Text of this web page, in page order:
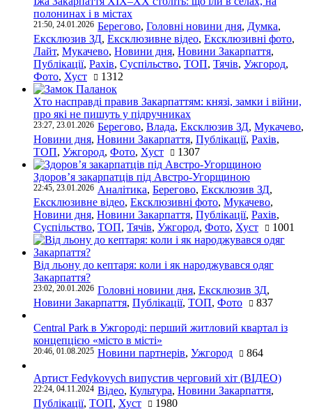
полонинах і в містах
21:50, 24.01.2026 Берегово, Головні новини дня, Думка,
Ексклюзив ЗД, Ексклюзивне відео, Ексклюзивні фото,
Лайт, Мукачево, Новини дня, Новини Закарпаття,
Публікації, Рахів, Суспільство, ТОП, Тячів, Ужгород,
Фото, Хуст 1312
Хто насправді правив Закарпаттям: князі, замки і війни,
про які не пишуть у підручниках
23:27, 23.01.2026 Берегово, Влада, Ексклюзив ЗД, Мукачево,
Новини дня, Новини Закарпаття, Публікації, Рахів,
ТОП, Ужгород, Фото, Хуст 1307
Здоров’я закарпатців під Австро-Угорщиною
22:45, 23.01.2026 Аналітика, Берегово, Ексклюзив ЗД,
Ексклюзивне відео, Ексклюзивні фото, Мукачево,
Новини дня, Новини Закарпаття, Публікації, Рахів,
Суспільство, ТОП, Тячів, Ужгород, Фото, Хуст 1001
Від льону до кептаря: коли і як народжувався одяг
Закарпаття?
23:02, 20.01.2026 Головні новини дня, Ексклюзив ЗД,
Новини Закарпаття, Публікації, ТОП, Фото 837
Central Park в Ужгороді: перший житловий квартал із
концепцією «місто в місті»
20:46, 01.08.2025 Новини партнерів, Ужгород 864
Артист Fedykovych випустив черговий хіт (ВІДЕО)
22:24, 04.11.2024 Відео, Культура, Новини Закарпаття,
Публікації, ТОП, Хуст
1980